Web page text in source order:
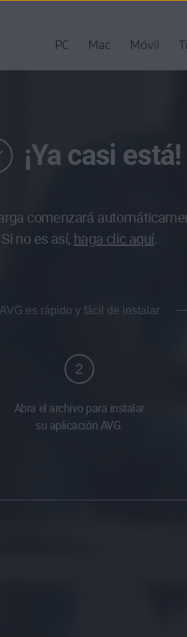
PC Mac Móvil
¡Ya casi está!
comenzará
Si no es así, haga clic aquí.
AVG es rápido y fácil de instalar
2
Abra el archivo para instalar
su aplicación AVG.